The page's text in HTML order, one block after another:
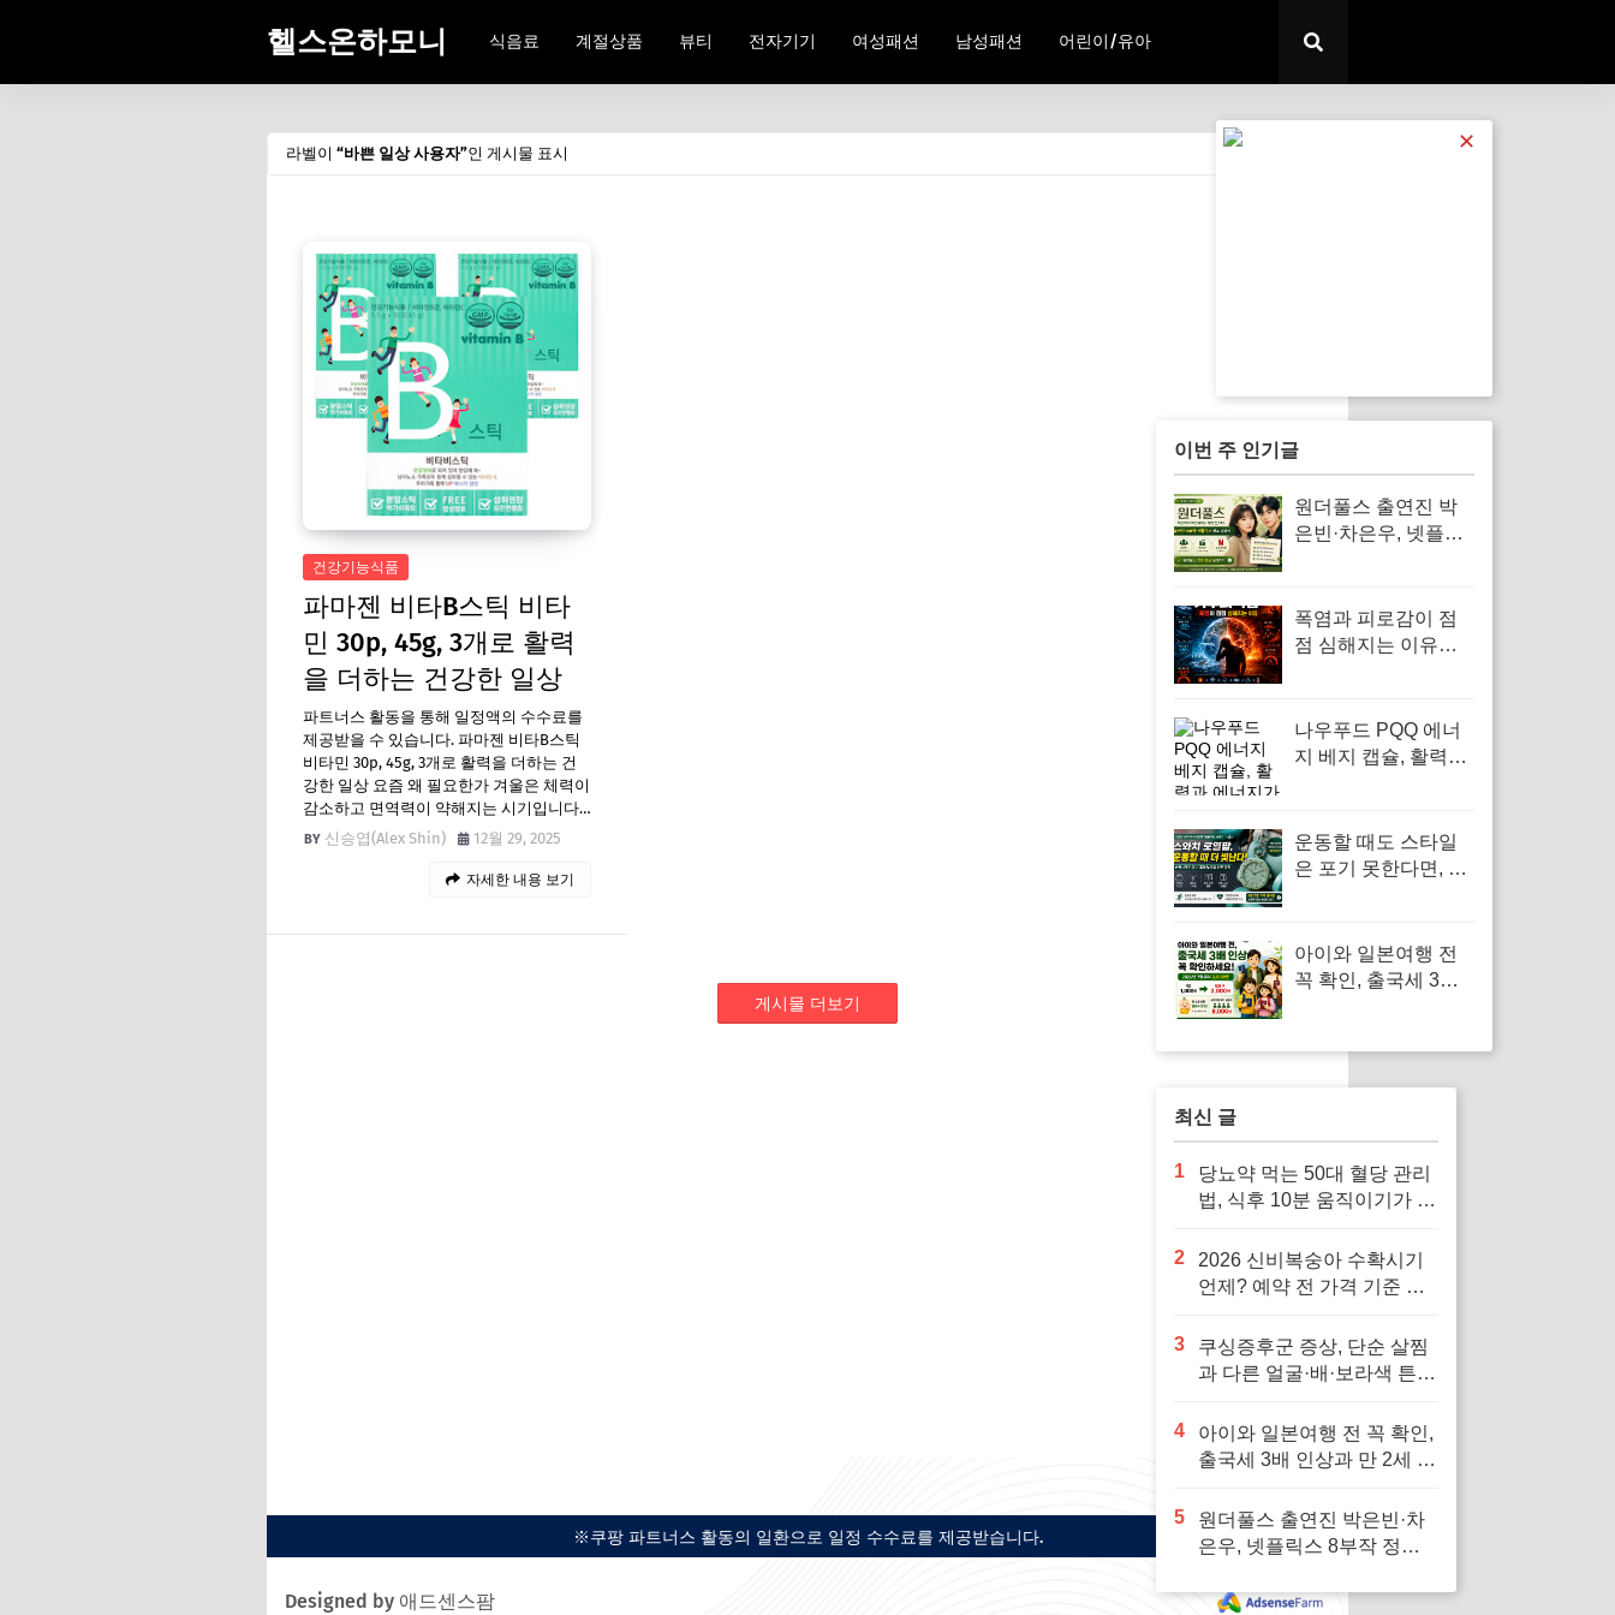
헬스온하모니 식음료 계절상품 뷰티 전자기기 여성패션 남성패션 어린이/유아
라벨이 바쁜 일상 사용자 인 게시물 표시
건강기능식품
파마젠 비타B스틱 비타
민 30p, 45g, 3개로 활력
을 더하는 건강한 일상
파트너스 활동을 통해 일정액의 수수료를
제공받을 수 있습니다. 파마젠 비타B스틱
비타민 30p, 45g, 3개로 활력을 더하는 건
강한 일상 요즘 왜 필요한가 겨울은 체력이
감소하고 면역력이 약해지는 시기입니다…
신승엽(Alex Shin)
12월 29, 2025
자세한 내용 보기
게시물 더보기
※쿠팡 파트너스 활동의 일환으로 일정 수수료를 제공받습니다.
Designed by 애드센스팜
✕
이번 주 인기글
원더풀스 출연진 박
은빈·차은우, 넷플릭
폭염과 피로감이 점
점 심해지는 이유…
다
나우푸드 PQQ 에너
지 베지 캡슐, 활력과
운동할 때도 스타일
은 포기 못한다면, 스
아이와 일본여행 전
꼭 확인, 출국세 3배
최신 글
1
당뇨약 먹는 50대 혈당 관리
법, 식후 10분 움직이기가 답
2
2026 신비복숭아 수확시기
언제? 예약 전 가격 기준 모
3
쿠싱증후군 증상, 단순 살찜
과 다른 얼굴·배·보라색 튼살
4
아이와 일본여행 전 꼭 확인,
출국세 3배 인상과 만 2세 미
5
원더풀스 출연진 박은빈·차
은우, 넷플릭스 8부작 정보